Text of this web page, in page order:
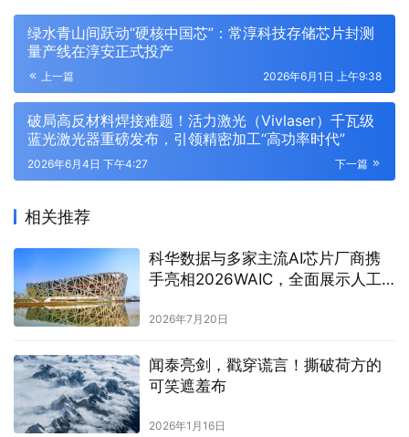
绿水青山间跃动“硬核中国芯”：常淳科技存储芯片封测
量产线在淳安正式投产
上一篇 2026年6月1日 上午9:38
破局高反材料焊接难题！活力激光（Vivlaser）千瓦级
蓝光激光器重磅发布，引领精密加工“高功率时代”
下一篇
2026年6月4日 下午4:27
相关推荐
科华数据与多家主流AI芯片厂商携
手亮相2026WAIC，全面展示人工
2026年7月20日
闻泰亮剑，戳穿谎言！撕破荷方的
可笑遮羞布
2026年1月16日